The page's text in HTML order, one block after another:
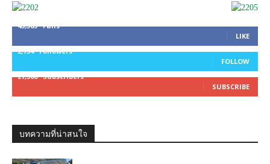
45,305 Fans
LIKE
2,754
Followers
FOLLOW
27,500
Subscribers
SUBSCRIBE
บทความที่น่าสนใจ